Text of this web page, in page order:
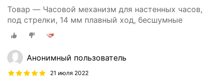
Товар — Часовой механизм для настенных часов,
под стрелки, 14 мм плавный ход, бесшумные
Анонимный пользователь
21 июля 2022